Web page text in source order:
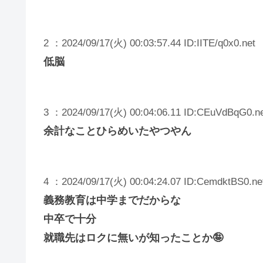
2 ：2024/09/17(火) 00:03:57.44 ID:IITE/q0x0.net
低脳
3 ：2024/09/17(火) 00:04:06.11
余計なことひらめいたやつやん
4 ：2024/09/17(火) 00:04:24.07
義務教育は中学までだからな
中卒で十分
就職先はロクに無いが知ったことか🤪